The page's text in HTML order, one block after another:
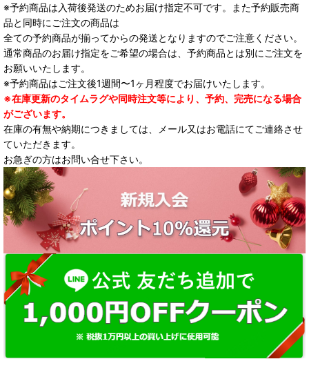
※予約商品は入荷後発送のためお届け指定不可です。また予約販売商
品と同時にご注文の商品は
全ての予約商品が揃ってからの発送となりますのでご注意ください。
通常商品のお届け指定をご希望の場合は、予約商品とは別にご注文を
お願いいたします。
※予約商品はご注文後1週間〜1ヶ月程度でお届けいたします。
※在庫更新のタイムラグや同時注文等により、予約、完売になる場合
がございます。
在庫の有無や納期につきましては、メール又はお電話にてご連絡させ
ていただきます。
お急ぎの方はお問い合せ下さい。